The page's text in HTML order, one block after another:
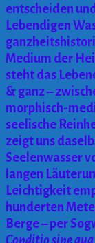
entscheiden
Lebendigen
Medium der
steht das
& ganz –
morphisch-
seelische
zeigt uns
Seelenwasser
langen
Leichtigkeit
hunderten
Berge – per
Conditio sine